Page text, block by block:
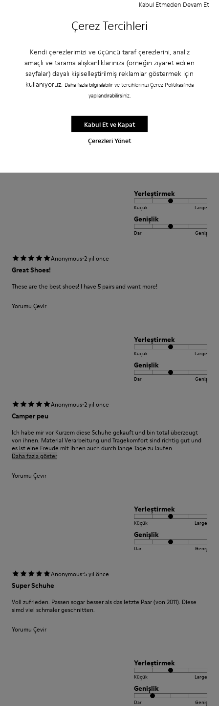
Çerez Tercihleri
Kendi çerezlerimizi ve üçüncü taraf çerezlerini, analiz
amaçlı ve tarama alışkanlıklarınıza (örneğin ziyaret edilen
sayfalar) dayalı kişiselleştirilmiş reklamlar göstermek için
kullanıyoruz. Daha fazla bilgi alabilir ve tercihlerinizi Çerez Politikası'nda
yapılandırabilirsiniz.
Çerezleri Yönet
Kabul Etmeden Devam Et
Kabul Et ve Kapat
Yerleştirmek
Küçük
Genişlik
Dar
My second pair! Love these shoes and so comfortable.
Yerleştirmek
Küçük Large
Genişlik
Dar Geniş
Anonymous·2 yıl önce
Great Shoes!
These are the best shoes! I have 5 pairs and want more!
Yorumu Çevir
Yerleştirmek
Küçük Large
Genişlik
Dar Geniş
Anonymous·2 yıl önce
Camper peu
Ich habe mir vor Kurzem diese Schuhe gekauft und bin total überzeugt
von ihnen. Material Verarbeitung und Tragekomfort sind richtig gut und
es ist eine Freude mit ihnen auch durch lange Tage zu laufen...
Daha fazla göster
Yorumu Çevir
Yerleştirmek
Küçük Large
Genişlik
Dar Geniş
Anonymous·5 yıl önce
Super Schuhe
Voll zufrieden. Passen sogar besser als das letzte Paar (von 2011). Diese
simd viel schmaler geschnitten.
Yorumu Çevir
Yerleştirmek
Küçük Large
Genişlik
Dar Geniş